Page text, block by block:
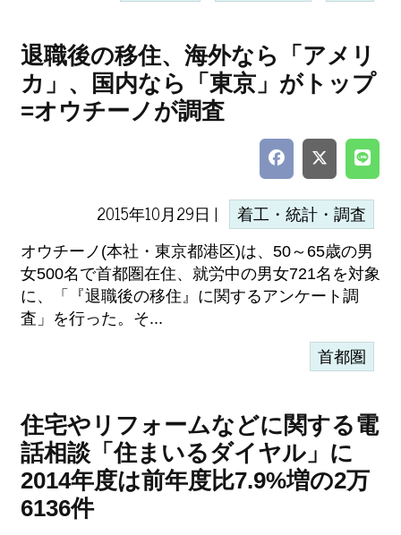
退職後の移住、海外なら「アメリ
カ」、国内なら「東京」がトップ
=オウチーノが調査
2015年10月29日 | 着工・統計・調査
オウチーノ(本社・東京都港区)は、50～65歳の男
女500名で首都圏在住、就労中の男女721名を対象
に、「『退職後の移住』に関するアンケート調
査」を行った。そ...
首都圏
住宅やリフォームなどに関する電
話相談「住まいるダイヤル」に
2014年度は前年度比7.9%増の2万
6136件